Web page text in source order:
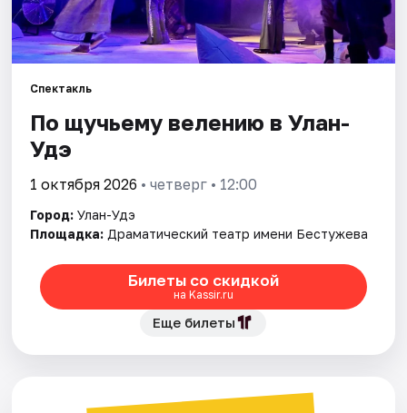
Площадки
Артисты
Рейтинги
Спектакль
По щучьему велению в Улан-
Удэ
1 октября 2026 • четверг • 12:00
Город: Улан-Удэ
Площадка: Драматический театр имени Бестужева
Билеты со скидкой
на Kassir.ru
Еще билеты